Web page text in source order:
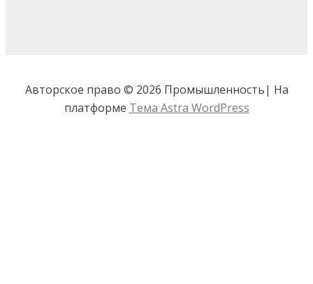
Авторское право © 2026 Промышленность| На
платформе Тема Astra WordPress